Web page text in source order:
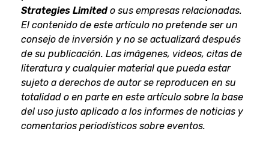
Strategies Limitedo sus empresas relacionadas.
El contenido de este artículo no pretende ser un
consejo de inversión y no se actualizará después
de su publicación. Las imágenes, videos, citas de
literatura y cualquier material que pueda estar
sujeto a derechos de autor se reproducen en su
totalidad o en parte en este artículo sobre la base
del uso justo aplicado a los informes de noticias y
comentarios periodísticos sobre eventos.